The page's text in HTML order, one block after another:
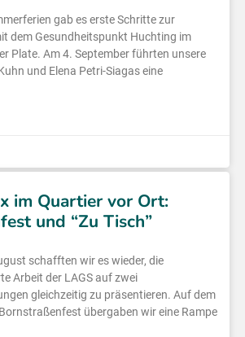
gab es erste Schritte zur
dem Gesundheitspunkt Huchting im
Plate. Am 4. September führten unsere
und Elena Petri-Siagas eine
im Quartier vor Ort:
und “Zu Tisch”
schafften wir es wieder, die
Arbeit der LAGS auf zwei
gleichzeitig zu präsentieren. Auf dem
übergaben wir eine Rampe